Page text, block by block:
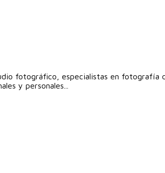
fotográfico, especialistas en fotografía
y personales...